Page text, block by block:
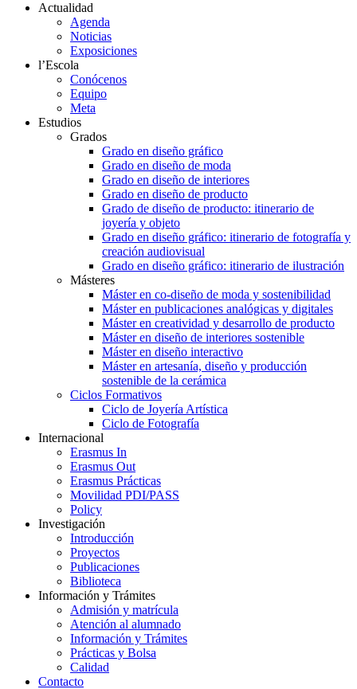
Actualidad
Agenda
Noticias
Exposiciones
l’Escola
Conócenos
Equipo
Meta
Estudios
Grados
Grado en diseño gráfico
Grado en diseño de moda
Grado en diseño de interiores
Grado en diseño de producto
Grado de diseño de producto: itinerario de
joyería y objeto
Grado en diseño gráfico: itinerario de fotografía y
creación audiovisual
Grado en diseño gráfico: itinerario de ilustración
Másteres
Máster en co-diseño de moda y sostenibilidad
Máster en publicaciones analógicas y digitales
Máster en creatividad y desarrollo de producto
Máster en diseño de interiores sostenible
Máster en diseño interactivo
Máster en artesanía, diseño y producción
sostenible de la cerámica
Ciclos Formativos
Ciclo de Joyería Artística
Ciclo de Fotografía
Internacional
Erasmus In
Erasmus Out
Erasmus Prácticas
Movilidad PDI/PASS
Policy
Investigación
Introducción
Proyectos
Publicaciones
Biblioteca
Información y Trámites
Admisión y matrícula
Atención al alumnado
Información y Trámites
Prácticas y Bolsa
Calidad
Contacto